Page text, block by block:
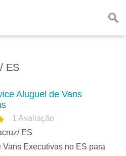
ES
Aluguel de Vans
1 Avaliação
ES
Vans Executivas no ES para